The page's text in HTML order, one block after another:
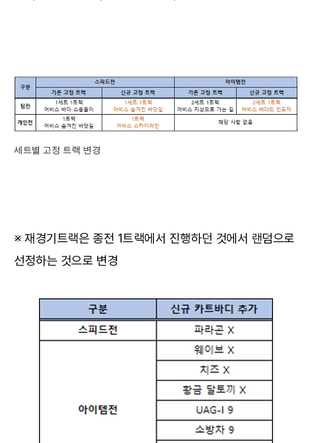
세트별 고정 트랙 변경
※ 재경기트랙은 종전 1트랙에서 진행하던 것에서 랜덤으로
선정하는 것으로 변경